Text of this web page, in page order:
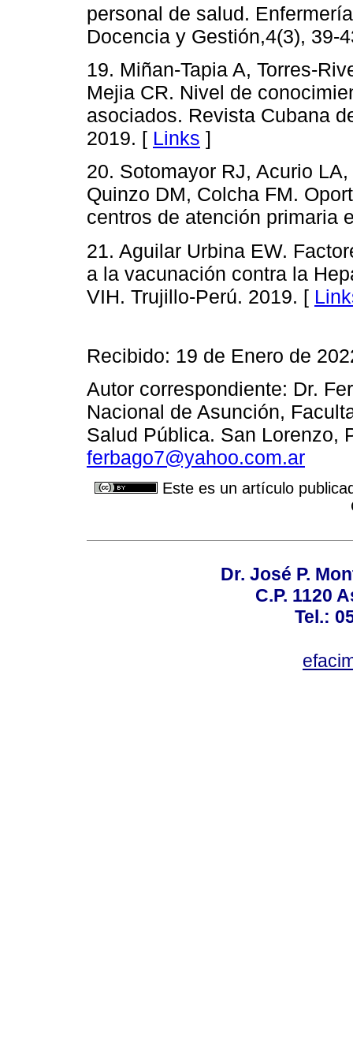
personal de salud.
Docencia y Gestión,4(3), 39-
19. Miñan-Tapia A, Torres-
Mejia CR. Nivel de
asociados. Revista Cubana
2019. [ Links ]
20. Sotomayor RJ, Acurio
Quinzo DM, Colcha FM.
centros de atención primaria
21. Aguilar Urbina EW.
a la vacunación contra la
VIH. Trujillo-Perú. 2019. [
Recibido: 19 de Enero de
Autor correspondiente: Dr.
Nacional de Asunción,
Salud Pública. San Lorenzo,
ferbago7@yahoo.com.ar
Este es un artículo
Dr. José P.
C.P. 1120
Tel.: